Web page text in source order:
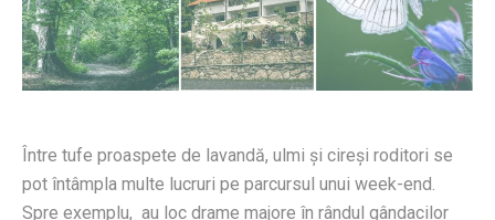
Între tufe proaspete de lavandă, ulmi și cireși roditori se
pot întâmpla multe lucruri pe parcursul unui week-end.
Spre exemplu, au loc drame majore în rândul gândacilor